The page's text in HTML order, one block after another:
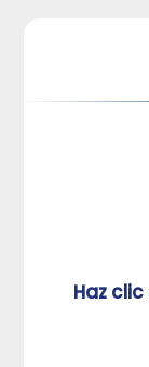
Haz